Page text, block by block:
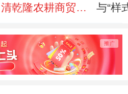
清乾隆农耕商贸图
护人：胡杏儿
与“样